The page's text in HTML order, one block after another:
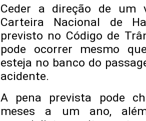
Ceder a direção de um
Carteira Nacional de
previsto no Código de
pode ocorrer mesmo
esteja no banco do
acidente.
A pena prevista pode
meses a um ano,